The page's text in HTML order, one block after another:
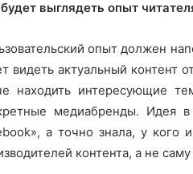
выглядеть опыт
опыт должен
видеть актуальный контент
находить интересующие
медиабренды. Идея
а точно знала, у
контента, а не